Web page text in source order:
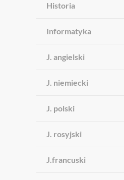
Historia
Informatyka
J. angielski
J. niemiecki
J. polski
J. rosyjski
J.francuski